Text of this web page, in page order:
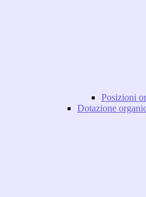
Posizioni
Dotazione